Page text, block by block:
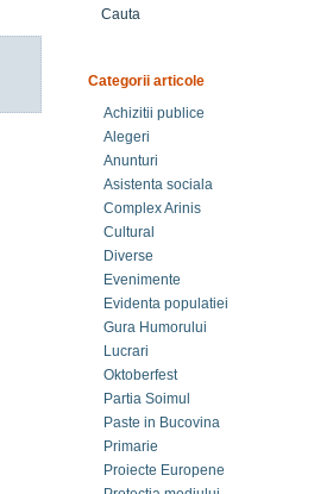
Cauta
Categorii articole
Achizitii publice
Alegeri
Anunturi
Asistenta sociala
Complex Arinis
Cultural
Diverse
Evenimente
Evidenta populatiei
Gura Humorului
Lucrari
Oktoberfest
Partia Soimul
Paste in Bucovina
Primarie
Proiecte Europene